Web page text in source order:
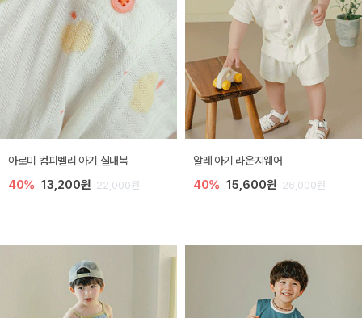
아로미 컴피벨리 아기 실내복
40% 13,200원 22,000원
알레 아기 라운지웨어
40% 15,600원 26,000원